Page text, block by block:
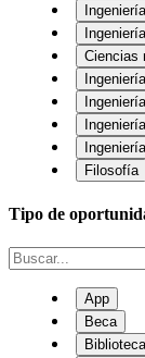
Ciencias
Filosofía
Tipo de
App
Beca
Biblioteca